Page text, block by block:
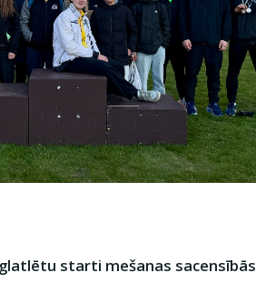
starti mešanas sacensībās